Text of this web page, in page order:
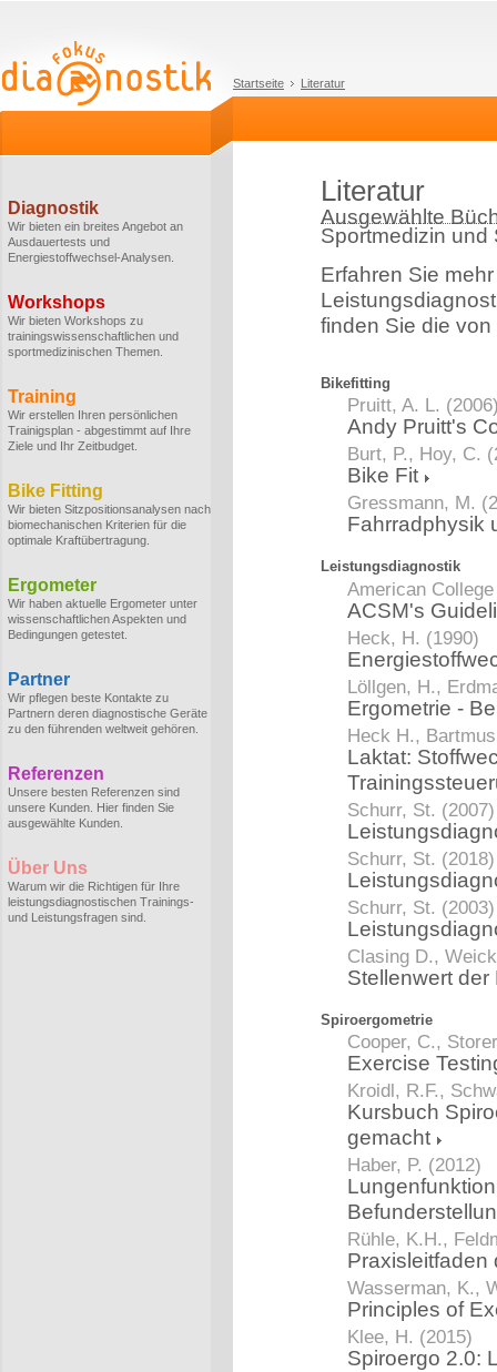
Startseite Literatur
Diagnostik
Wir bieten ein breites Angebot an
Ausdauertests und
Energiestoffwechsel-Analysen.
Workshops
Wir bieten Workshops zu
trainingswissenschaftlichen und
sportmedizinischen Themen.
Training
Wir erstellen Ihren persönlichen
Trainigsplan - abgestimmt auf Ihre
Ziele und Ihr Zeitbudget.
Bike Fitting
Wir bieten Sitzpositionsanalysen nach
biomechanischen Kriterien für die
optimale Kraftübertragung.
Ergometer
Wir haben aktuelle Ergometer unter
wissenschaftlichen Aspekten und
Bedingungen getestet.
Partner
Wir pflegen beste Kontakte zu
Partnern deren diagnostische Geräte
zu den führenden weltweit gehören.
Referenzen
Unsere besten Referenzen sind
unsere Kunden. Hier finden Sie
ausgewählte Kunden.
Über Uns
Warum wir die Richtigen für Ihre
leistungsdiagnostischen Trainings-
und Leistungsfragen sind.
Literatur
Ausgewählte
Sportmedizin und
Erfahren Sie
finden Sie die
Bikefitting
Pruitt, A. L.
Andy Pruitt's
Burt, P., Hoy, C.
Bike Fit
Gressmann, M.
Fahrradphysik
Leistungsdiagnostik
American
ACSM's
Heck, H. (1990)
Löllgen, H.,
Ergometrie -
Heck H.,
Laktat:
Schurr, St. (2007)
Schurr, St. (2018)
Schurr, St. (2003)
Clasing D.,
Stellenwert
Spiroergometrie
Cooper, C.,
Exercise
Kroidl, R.F.,
Kursbuch
gemacht
Haber, P. (2012)
Rühle, K.H.,
Wasserman, K.,
Principles of
Klee, H. (2015)
Spiroergo 2.0: